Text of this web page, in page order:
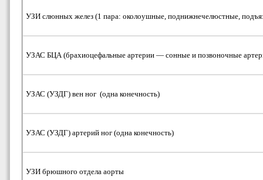
УЗИ слюнных желез (1 пара: околоушные, поднижнечелюстные,
УЗАС БЦА (брахиоцефальные артерии — сонные и позвоночные
УЗАС (УЗДГ) вен ног (одна конечность)
УЗАС (УЗДГ) артерий ног (одна конечность)
УЗИ брюшного отдела аорты